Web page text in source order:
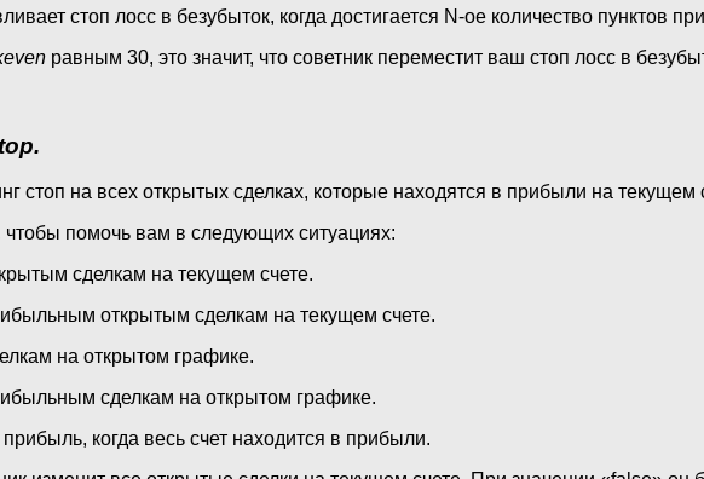
стоп лосс в безубыток, когда достигается N-ое количество пунктов
равным 30, это значит, что советник переместит ваш стоп лосс в
стоп на всех открытых сделках, которые находятся в прибыли на
чтобы помочь вам в следующих ситуациях:
сделкам на текущем счете.
открытым сделкам на текущем счете.
на открытом графике.
сделкам на открытом графике.
когда весь счет находится в прибыли.